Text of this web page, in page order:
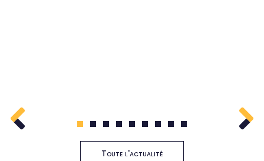
1 2 3 4 5 6 7 8 9
Toute l'actualité